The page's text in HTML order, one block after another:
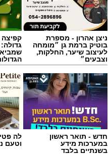
ניצן אהרון - מספרת
בוטיק ברמת גן ״מומחה
לעיצוב שיער, החלקות,
וצבעים״
קפיצה
חדש - תואר ראשון
במערכות מידע
בשנתיים בלבד
לה
וטעם